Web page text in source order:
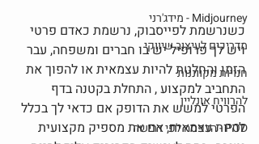
Midjourney - מידג'רני
מדריכים לעיצוב שיווקי
חנויות מקווננות
להרוויח אונליין
POD - הדפסה לפי דרישה
כשנרשמת לפייסבוק, נרשמת כאדם פרטי
ויש לך פרופיל יש בו חברים ומשפחה, עבר
הזמן והחלטת להיות עצמאית או להפוך את
התחביב למקצוע , התחלת בקטנה בדף
הפרטי למשש את הדופק אם כדאי לך בכלל
להיות עצמאית, אם את מספיק מקצועית